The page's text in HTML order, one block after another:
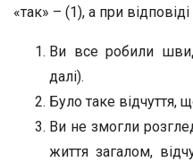
«так» – (1), а при відповіді
Ви все робили
далі).
Було таке відчуття,
Ви не змогли
життя загалом,